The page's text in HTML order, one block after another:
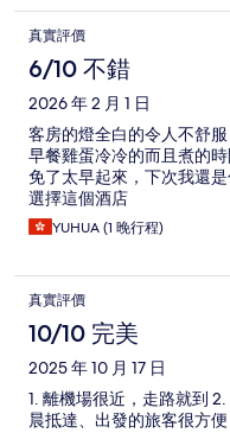
真實評價
6/10 不錯
2026 年 2 月 1 日
客房的燈全白的令人不舒
早餐雞蛋冷冷的而且煮的
免了太早起來，下次我還
選擇這個酒店
YUHUA (1 晚行程)
真實評價
10/10 完美
2025 年 10 月 17 日
1. 離機場很近，走路就到
晨抵達、出發的旅客很方